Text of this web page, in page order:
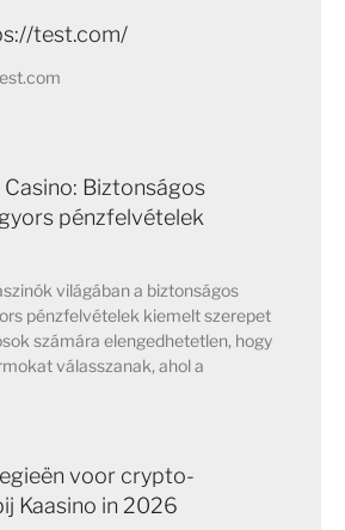
test.com/
Biztonságos
pénzfelvételek
világában a biztonságos
pénzfelvételek kiemelt szerepet
számára elengedhetetlen, hogy
válasszanak, ahol a
voor crypto-
Kaasino in 2026